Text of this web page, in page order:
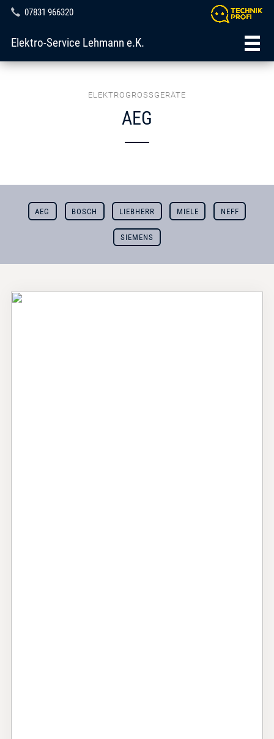
07831 966320
Elektro-Service Lehmann e.K.
ELEKTROGROSSGERÄTE
AEG
AEG BOSCH LIEBHERR MIELE NEFF
SIEMENS